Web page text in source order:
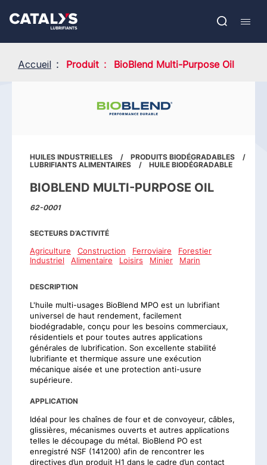
contenu
Open
EN
Accueil Produit BioBlend Multi-Purpose Oil
HUILES INDUSTRIELLES
PRODUITS BIODÉGRADABLES
LUBRIFIANTS ALIMENTAIRES
HUILE BIODÉGRADABLE
BIOBLEND MULTI-PURPOSE OIL
62-0001
SECTEURS D’ACTIVITÉ
Agriculture Construction Ferroviaire
Forestier
Industriel
Alimentaire Loisirs Minier Marin
DESCRIPTION
L'huile multi-usages BioBlend MPO est un lubrifiant
universel de haut rendement, facilement
biodégradable, conçu pour les besoins commerciaux,
résidentiels et pour toutes autres applications
générales de lubrification. Son excellente stabilité
lubrifiante et thermique assure une exécution
mécanique aisée et une protection anti-usure
supérieure.
APPLICATION
Idéal pour les chaînes de four et de convoyeur, câbles,
glissières, mécanismes ouverts et autres applications
telles le découpage du métal. BioBlend PO est
enregistré NSF (141200) afin de rencontrer les
directives d’un produit H1 dans le cadre d’un contact